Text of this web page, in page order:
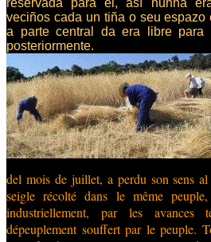
reservada para el, así nunha
veciños cada un tiña o seu espazo
a parte central da era libre para
posteriormente.
del mois de juillet, a perdu son sens
seigle récolté dans le même
industriellement, par les avances
dépeuplement souffert par le peuple.